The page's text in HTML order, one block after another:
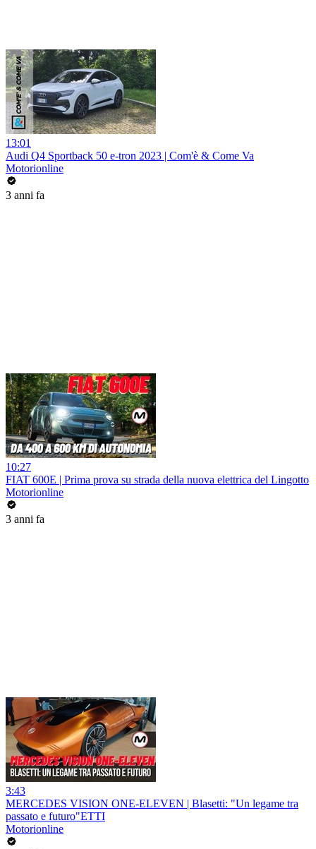
13:01
Audi Q4 Sportback 50 e-tron 2023 | Com'è & Come Va
Motorionline
3 anni fa
10:27
FIAT 600E | Prima prova su strada della nuova elettrica del Lingotto
Motorionline
3 anni fa
3:43
MERCEDES VISION ONE-ELEVEN | Blasetti: "Un legame tra
passato e futuro"ETTI
Motorionline